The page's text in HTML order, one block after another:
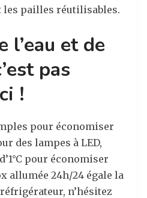
les pailles réutilisables.
l’eau et de
pas
!
pour économiser
des lampes à LED,
pour économiser
allumée 24h/24 égale la
n’hésitez